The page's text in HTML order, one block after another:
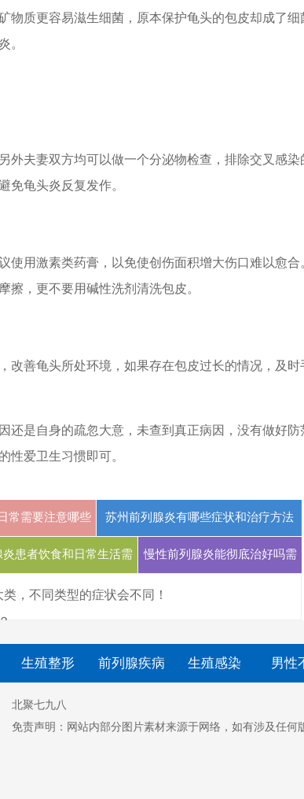
物质更容易滋生细菌，原本保护龟头的包皮却成了细
。
外夫妻双方均可以做一个分泌物检查，排除交叉感染
免龟头炎反复发作。
使用激素类药膏，以免使创伤面积增大伤口难以愈合
擦，更不要用碱性洗剂清洗包皮。
改善龟头所处环境，如果存在包皮过长的情况，及时
还是自身的疏忽大意，未查到真正病因，没有做好防
性爱卫生习惯即可。
常需要注意哪些
项
苏州前列腺炎有哪些症状和治疗方法
炎患者饮食和日常生活需
要注意什么
慢性前列腺炎能彻底治好吗需
，不同类型的症状会不同！
生殖整形 前列腺疾病 生殖感染 男性
北聚七九八
免责声明：网站内部分图片素材来源于网络，如有涉及任何